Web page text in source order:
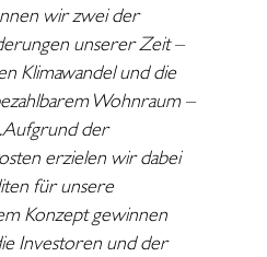
wir zwei der
unserer Zeit –
Klimawandel und die
Wohnraum –
Aufgrund der
erzielen wir dabei
für unsere
Konzept gewinnen
Investoren und der